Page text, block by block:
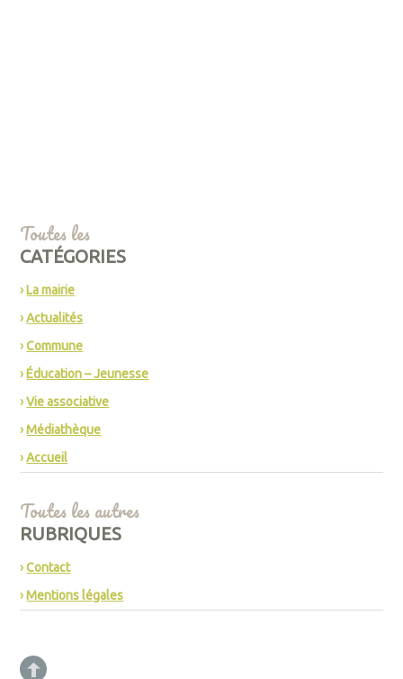
Toutes les
CATÉGORIES
La mairie
Actualités
Commune
Éducation – Jeunesse
Vie associative
Médiathèque
Accueil
Toutes les autres
RUBRIQUES
Contact
Mentions légales